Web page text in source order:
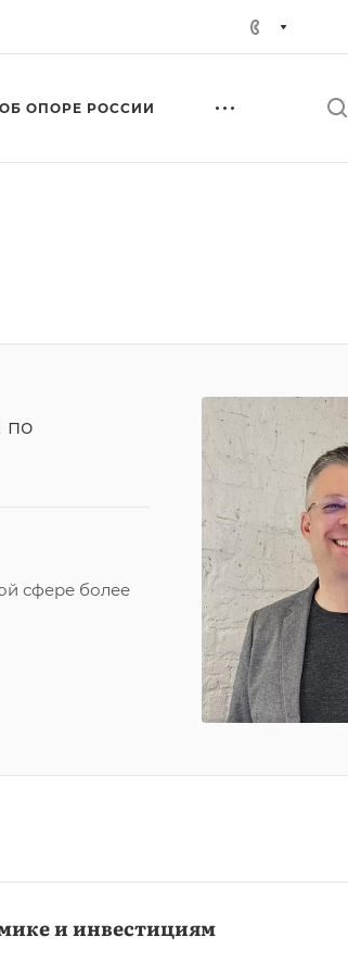
ОБ ОПОРЕ РОССИИ
по
сфере более
и инвестициям